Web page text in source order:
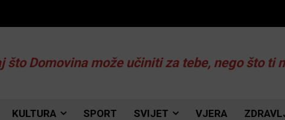
što Domovina može učiniti za tebe, nego što ti
KULTURA SPORT SVIJET VJERA